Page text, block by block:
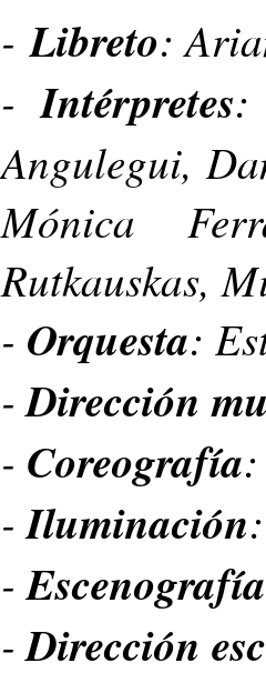
-Libreto:
-Intérpretes:
Angulegui,
Mónica
Rutkauskas,
- Orquesta:
-Dirección
- Coreografía
-Iluminación
-
-Dirección